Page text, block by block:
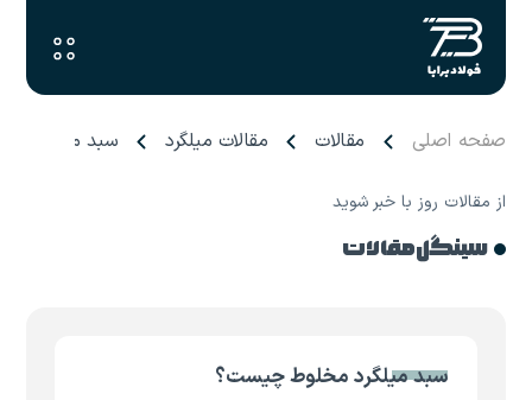
صفحه اصلی مقالات مقالات میلگرد سبد میلگرد
از مقالات روز با خبر شوید
سینگل مقالات
سبد میلگرد مخلوط چیست؟